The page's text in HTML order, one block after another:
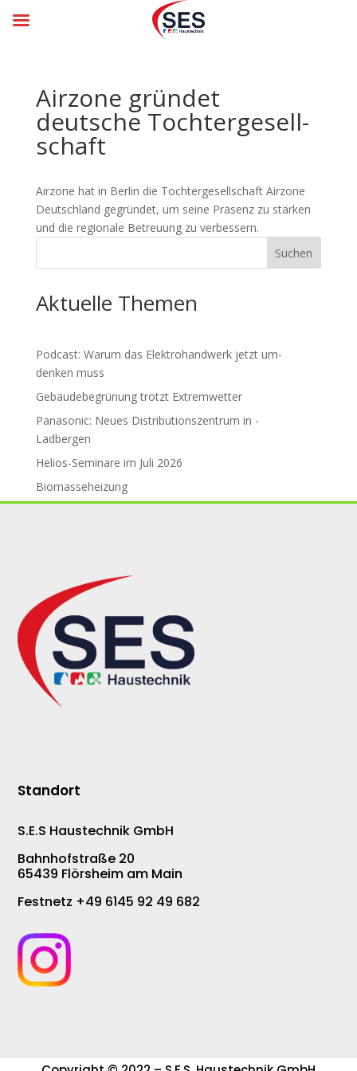
Airzone gründet
deutsche Toch­ter­ge­sell­
schaft
Airzone hat in Berlin die Tochtergesellschaft Airzone
Deutschland gegründet, um seine Präsenz zu stärken
und die regionale Betreuung zu verbessern.
Suchen
Aktuelle Themen
Podcast: Warum das Elektro­hand­werk jetzt um­
den­ken muss
Gebäude­be­grü­nung trotzt Ex­trem­wet­ter
Panasonic: Neues Distributions­zent­rum in ­
Ladbergen
Helios-Seminare im Juli 2026
Biomasseheizung
Standort
S.E.S Haustechnik GmbH
Bahnhofstraße 20
65439 Flörsheim am Main
Festnetz +49 6145 92 49 682